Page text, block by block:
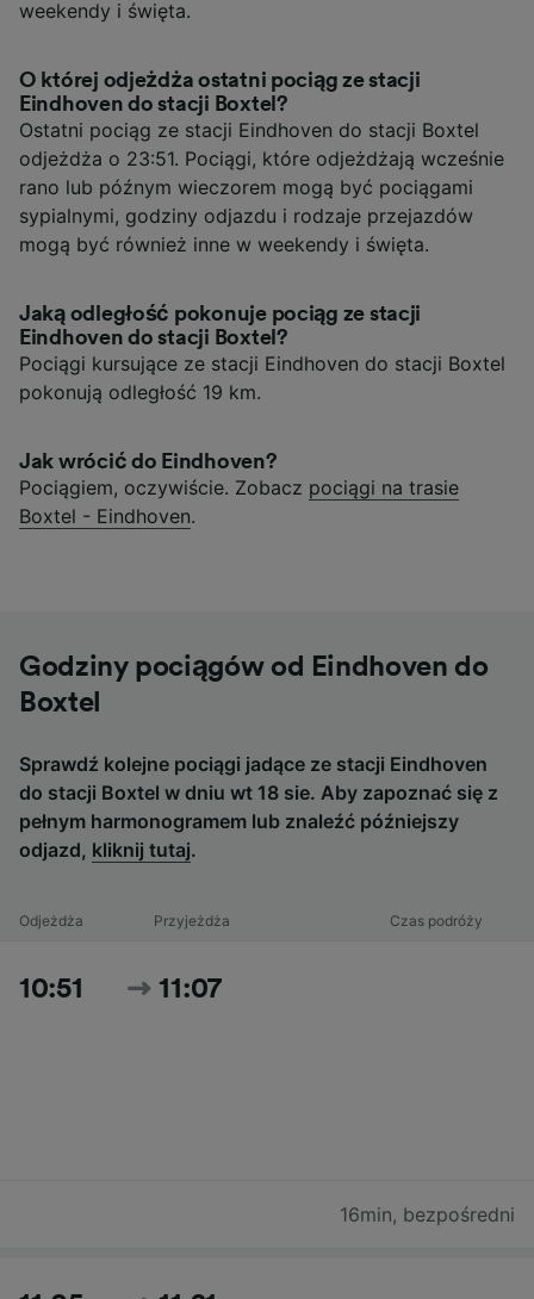
weekendy i święta.
O której odjeżdża ostatni pociąg ze stacji
Eindhoven do stacji Boxtel?
Ostatni pociąg ze stacji Eindhoven do stacji Boxtel
odjeżdża o 23:51. Pociągi, które odjeżdżają wcześnie
rano lub późnym wieczorem mogą być pociągami
sypialnymi, godziny odjazdu i rodzaje przejazdów
mogą być również inne w weekendy i święta.
Jaką odległość pokonuje pociąg ze stacji
Eindhoven do stacji Boxtel?
Pociągi kursujące ze stacji Eindhoven do stacji Boxtel
pokonują odległość 19 km.
Jak wrócić do Eindhoven?
Pociągiem, oczywiście. Zobacz pociągi na trasie
Boxtel - Eindhoven.
Godziny pociągów od Eindhoven do
Boxtel
Sprawdź kolejne pociągi jadące ze stacji Eindhoven
do stacji Boxtel w dniu wt 18 sie. Aby zapoznać się z
pełnym harmonogramem lub znaleźć późniejszy
odjazd, kliknij tutaj.
Odjeżdża Przyjeżdża Czas podróży
10:51 11:07
16min, bezpośredni